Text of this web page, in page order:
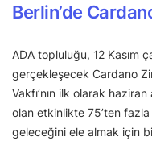
Berlin’de
ADA topluluğu, 12 Kasım
gerçekleşecek Cardano
Vakfı’nın ilk olarak
olan etkinlikte 75’ten
geleceğini ele almak için